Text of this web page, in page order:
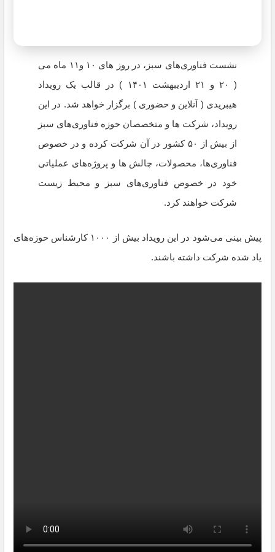
نشست فناوری‌های سبز، در روز های ۱۰ و۱۱ ماه می
( ۲۰ و ۲۱ اردیبهشت ۱۴۰۱ ) در قالب یک رویداد
هیبریدی ( آنلاین و حضوری ) برگزار خواهد شد. در این
رویداد، شرکت ها و متخصصان حوزه فناوری‌های سبز
از بیش از ۵۰ کشور در آن شرکت کرده و در خصوص
فناوری‌ها، محصولات، چالش ها و پروژه‌های عملیاتی
خود در خصوص فناوری‌های سبز و محیط زیست
شرکت خواهند کرد.
پیش بینی می‌شود در این رویداد بیش از ۱۰۰۰ کارشناس حوزه‌های
یاد شده شرکت داشته باشند.